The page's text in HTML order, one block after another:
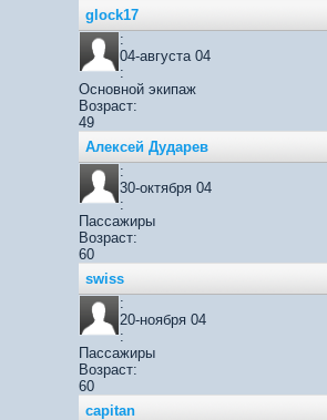
glock17
:
04-августа 04
:
Основной экипаж
Возраст:
49
Алексей Дударев
:
30-октября 04
:
Пассажиры
Возраст:
60
swiss
:
20-ноября 04
:
Пассажиры
Возраст:
60
capitan